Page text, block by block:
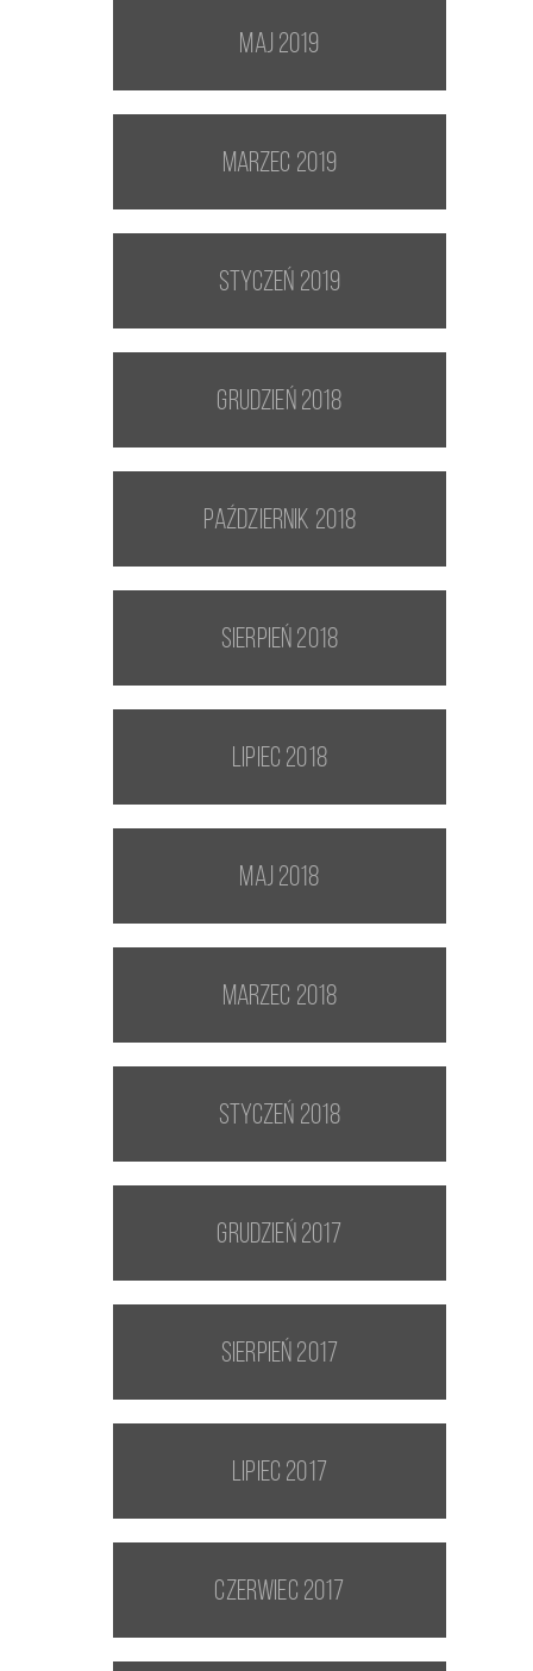
maj 2019
marzec 2019
styczeń 2019
grudzień 2018
październik 2018
sierpień 2018
lipiec 2018
maj 2018
marzec 2018
styczeń 2018
grudzień 2017
sierpień 2017
lipiec 2017
czerwiec 2017